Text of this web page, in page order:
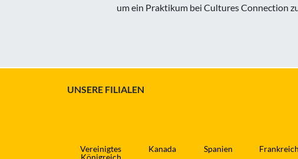
um ein Praktikum bei Cultures Connection
UNSERE FILIALEN
Vereinigtes
Königreich
Kanada Spanien Frankreich